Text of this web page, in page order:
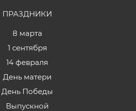
ПРАЗДНИКИ
8 марта
1 сентября
14 февраля
День матери
День Победы
Выпускной